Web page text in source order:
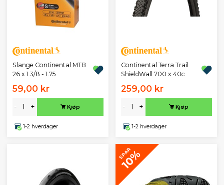
Slange Continental MTB
26 x 1 3/8 - 1.75
59,00 kr
- + Kjøp
1-2 hverdager
Continental Terra Trail
ShieldWall 700 x 40c
259,00 kr
- + Kjøp
1-2 hverdager
SPAR
10%